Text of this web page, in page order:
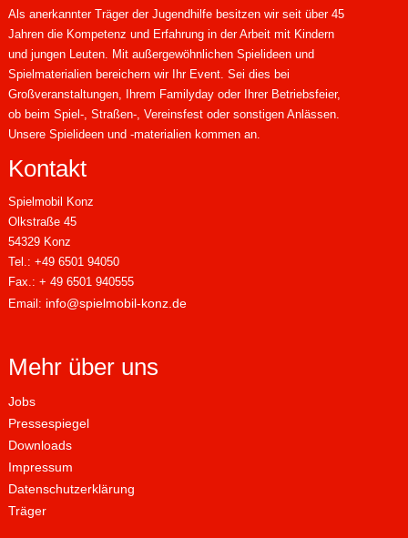
Als anerkannter Träger der Jugendhilfe besitzen wir seit über 45
Jahren die Kompetenz und Erfahrung in der Arbeit mit Kindern
und jungen Leuten. Mit außergewöhnlichen Spielideen und
Spielmaterialien bereichern wir Ihr Event. Sei dies bei
Großveranstaltungen, Ihrem Familyday oder Ihrer Betriebsfeier,
ob beim Spiel-, Straßen-, Vereinsfest oder sonstigen Anlässen.
Unsere Spielideen und -materialien kommen an.
Kontakt
Spielmobil Konz
Olkstraße 45
54329 Konz
Tel.: +49 6501 94050
Fax.: + 49 6501 940555
Email: info@spielmobil-konz.de
Mehr über uns
Jobs
Pressespiegel
Downloads
Impressum
Datenschutzerklärung
Träger